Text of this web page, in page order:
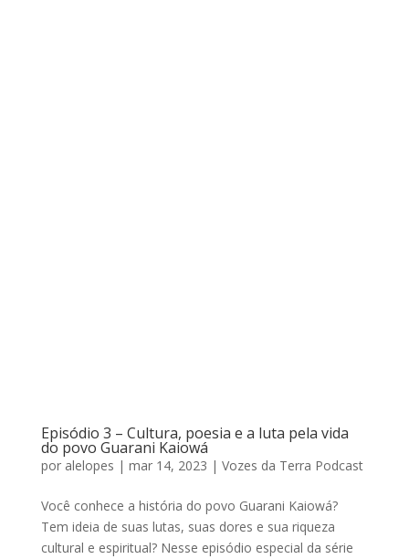
Episódio 3 – Cultura, poesia e a luta pela vida
do povo Guarani Kaiowá
por alelopes | mar 14, 2023 | Vozes da Terra Podcast
Você conhece a história do povo Guarani Kaiowá?
Tem ideia de suas lutas, suas dores e sua riqueza
cultural e espiritual? Nesse episódio especial da série